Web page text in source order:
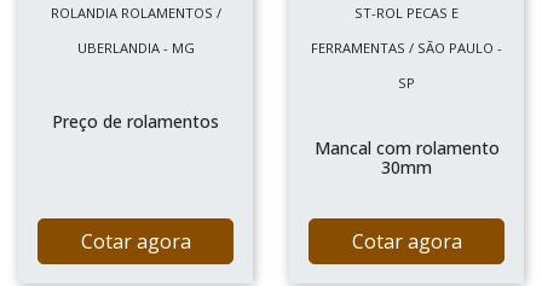
ROLANDIA ROLAMENTOS /
UBERLANDIA - MG
Preço de rolamentos
Cotar agora
ST-ROL PECAS E
FERRAMENTAS / SÃO PAULO -
SP
Mancal com rolamento
30mm
Cotar agora